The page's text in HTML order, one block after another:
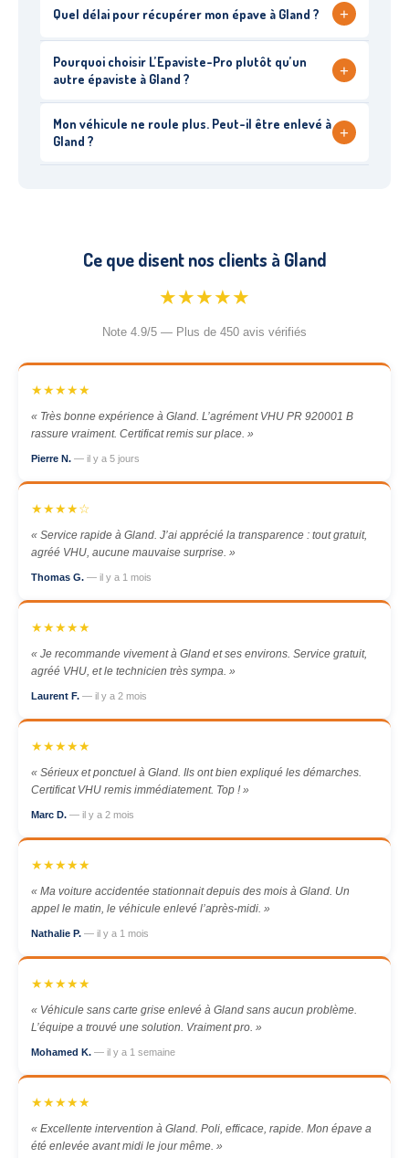
Quel délai pour récupérer mon épave à Gland ? +
Pourquoi choisir L’Epaviste-Pro plutôt qu’un
autre épaviste à Gland ?
+
Mon véhicule ne roule plus. Peut-il être enlevé à
Gland ?
+
Ce que disent nos clients à Gland
★★★★★
Note 4.9/5 — Plus de 450 avis vérifiés
★★★★★
« Très bonne expérience à Gland. L’agrément VHU PR 920001 B
rassure vraiment. Certificat remis sur place. »
Pierre N. — il y a 5 jours
★★★★☆
« Service rapide à Gland. J’ai apprécié la transparence : tout gratuit,
agréé VHU, aucune mauvaise surprise. »
Thomas G. — il y a 1 mois
★★★★★
« Je recommande vivement à Gland et ses environs. Service gratuit,
agréé VHU, et le technicien très sympa. »
Laurent F. — il y a 2 mois
★★★★★
« Sérieux et ponctuel à Gland. Ils ont bien expliqué les démarches.
Certificat VHU remis immédiatement. Top ! »
Marc D. — il y a 2 mois
★★★★★
« Ma voiture accidentée stationnait depuis des mois à Gland. Un
appel le matin, le véhicule enlevé l’après-midi. »
Nathalie P. — il y a 1 mois
★★★★★
« Véhicule sans carte grise enlevé à Gland sans aucun problème.
L’équipe a trouvé une solution. Vraiment pro. »
Mohamed K. — il y a 1 semaine
★★★★★
« Excellente intervention à Gland. Poli, efficace, rapide. Mon épave a
été enlevée avant midi le jour même. »